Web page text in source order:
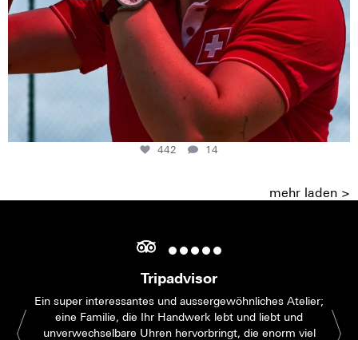
442 14
mehr laden >
Tripadvisor
Ein super interessantes und aussergewöhnliches Atelier;
eine Familie, die Ihr Handwerk lebt und liebt und
unverwechselbare Uhren hervorbringt, die enorm viel